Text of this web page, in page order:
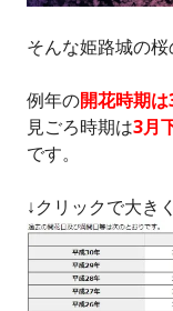
そんな姫路城の桜
例年の開花時期
見ごろ時期は3月
です。
↓クリックで大き